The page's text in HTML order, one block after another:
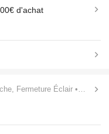
d'achat
Fermeture Éclair • Unicolore